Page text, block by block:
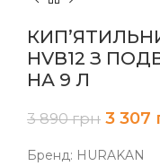
HVB12 З
НА 9 Л
3 890грн 3 307
Бренд: HURAKAN